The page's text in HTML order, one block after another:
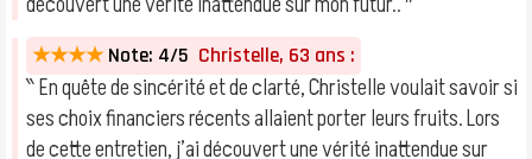
★★★★ Note: 4/5 Christelle, 63 ans :
‶ En quête de sincérité et de clarté, Christelle voulait savoir si
ses choix financiers récents allaient porter leurs fruits. Lors
de cette entretien, j’ai découvert une vérité inattendue sur